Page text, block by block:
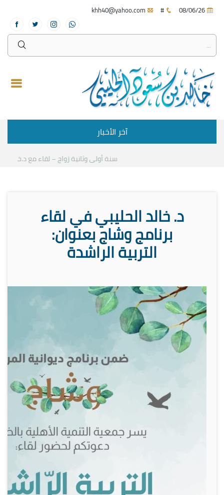
#
آخر الأخبار
سنة أولى وثانية زواج – لقاء مع د.خالد
د. خالد الحليبي في لقاء
برنامج وشاج بعنوان:
التربية الراشدة